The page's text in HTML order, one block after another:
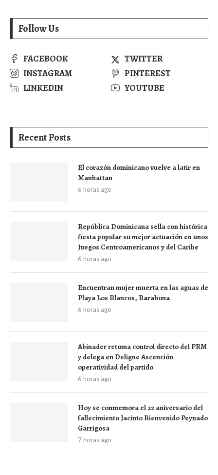
Follow Us
FACEBOOK
TWITTER
INSTAGRAM
PINTEREST
LINKEDIN
YOUTUBE
Recent Posts
El corazón dominicano vuelve a latir en
Manhattan
6 horas ago
República Dominicana sella con histórica
fiesta popular su mejor actuación en unos
Juegos Centroamericanos y del Caribe
6 horas ago
Encuentran mujer muerta en las aguas de
Playa Los Blancos, Barahona
6 horas ago
Abinader retoma control directo del PRM
y delega en Deligne Ascención
operatividad del partido
6 horas ago
Hoy se conmemora el 22 aniversario del
fallecimiento Jacinto Bienvenido Peynado
Garrigosa
7 horas ago